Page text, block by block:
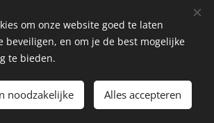
aan de winkelwagen
Cookies
om onze website goed te laten
beveiligen, en om je de best mogelijke
te bieden.
noodzakelijke Alles accepteren